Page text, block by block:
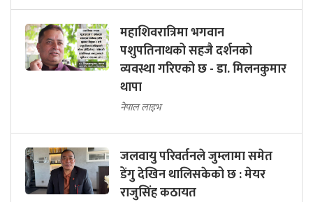
महाशिवरात्रिमा भगवान
पशुपतिनाथको सहजै दर्शनको
व्यवस्था गरिएको छ - डा. मिलनकुमार
थापा
नेपाल लाइभ
जलवायु परिवर्तनले जुम्लामा समेत
डेंगु देखिन थालिसकेको छ : मेयर
राजुसिंह कठायत